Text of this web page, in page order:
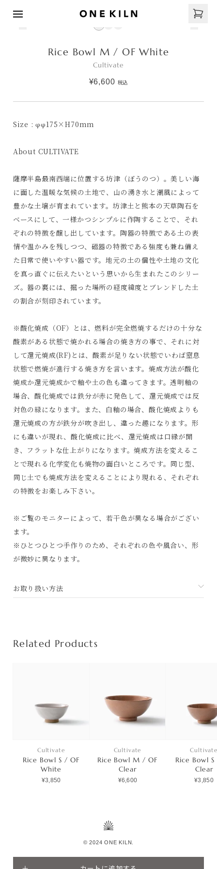
Products
Journals
Contact
プライバシーポリシー
特定商取引法に基づく表記
Rice Bowl M / OF White
Cultivate
¥6,600 税込
Size : φφ175×H70mm
About CULTIVATE
薩摩半島最南西端に位置する坊津（ぼうのつ）。美しい海
に面した温暖な気候の土地で、山の湧き水と潮風によって
豊かな土壌が育まれています。坊津土と熊本の天草陶石を
ベースにして、一様かつシンプルに作陶することで、それ
ぞれの特徴を醸し出しています。陶器の特徴である土の表
情や温かみを残しつつ、磁器の特徴である強度も兼ね備え
た日常で使いやすい器です。地元の土の個性や土地の文化
を真っ直ぐに伝えたいという思いから生まれたこのシリー
ズ。器の裏には、掘った場所の経度緯度とブレンドした土
の割合が刻印されています。
※酸化焼成（OF）とは、燃料が完全燃焼するだけの十分な
酸素がある状態で焼かれる場合の焼き方の事で、それに対
して還元焼成(RF)とは、酸素が足りない状態でいわば窒息
状態で燃焼が進行する焼き方を言います。焼成方法が酸化
焼成か還元焼成かで釉や土の色も違ってきます。透明釉の
場合、酸化焼成では鉄分が赤に発色して、還元焼成では反
対色の緑になります。また、白釉の場合、酸化焼成よりも
還元焼成の方が鉄分が吹き出し、違った趣になります。形
にも違いが現れ、酸化焼成に比べ、還元焼成は口縁が開
き、フラットな仕上がりになります。焼成方法を変えるこ
とで現れる化学変化も焼物の面白いところです。同じ型、
同じ土でも焼成方法を変えることにより現れる、それぞれ
の特徴をお楽しみ下さい。
※ご覧のモニターによって、若干色が異なる場合がござい
ます。
※ひとつひとつ手作りのため、それぞれの色や風合い、形
が微妙に異なります。
お取り扱い方法
Related Products
Cultivate
Rice Bowl S / OF
White
¥3,850
Cultivate
Rice Bowl M / OF
Clear
¥6,600
Rice Bowl
Clear
¥3,850
© 2024 ONE KILN.